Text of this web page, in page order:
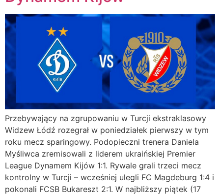
Przebywający na zgrupowaniu w Turcji ekstraklasowy
Widzew Łódź rozegrał w poniedziałek pierwszy w tym
roku mecz sparingowy. Podopieczni trenera Daniela
Myśliwca zremisowali z liderem ukraińskiej Premier
League Dynamem Kijów 1:1. Rywale grali trzeci mecz
kontrolny w Turcji – wcześniej ulegli FC Magdeburg 1:4 i
pokonali FCSB Bukareszt 2:1. W najbliższy piątek (17